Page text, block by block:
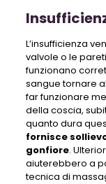
L’insufficienza
valvole o le
funzionano
sangue tornare
far funzionare
della coscia,
quanto dura
fornisce
gonfiore.
aiuterebbero a
tecnica di